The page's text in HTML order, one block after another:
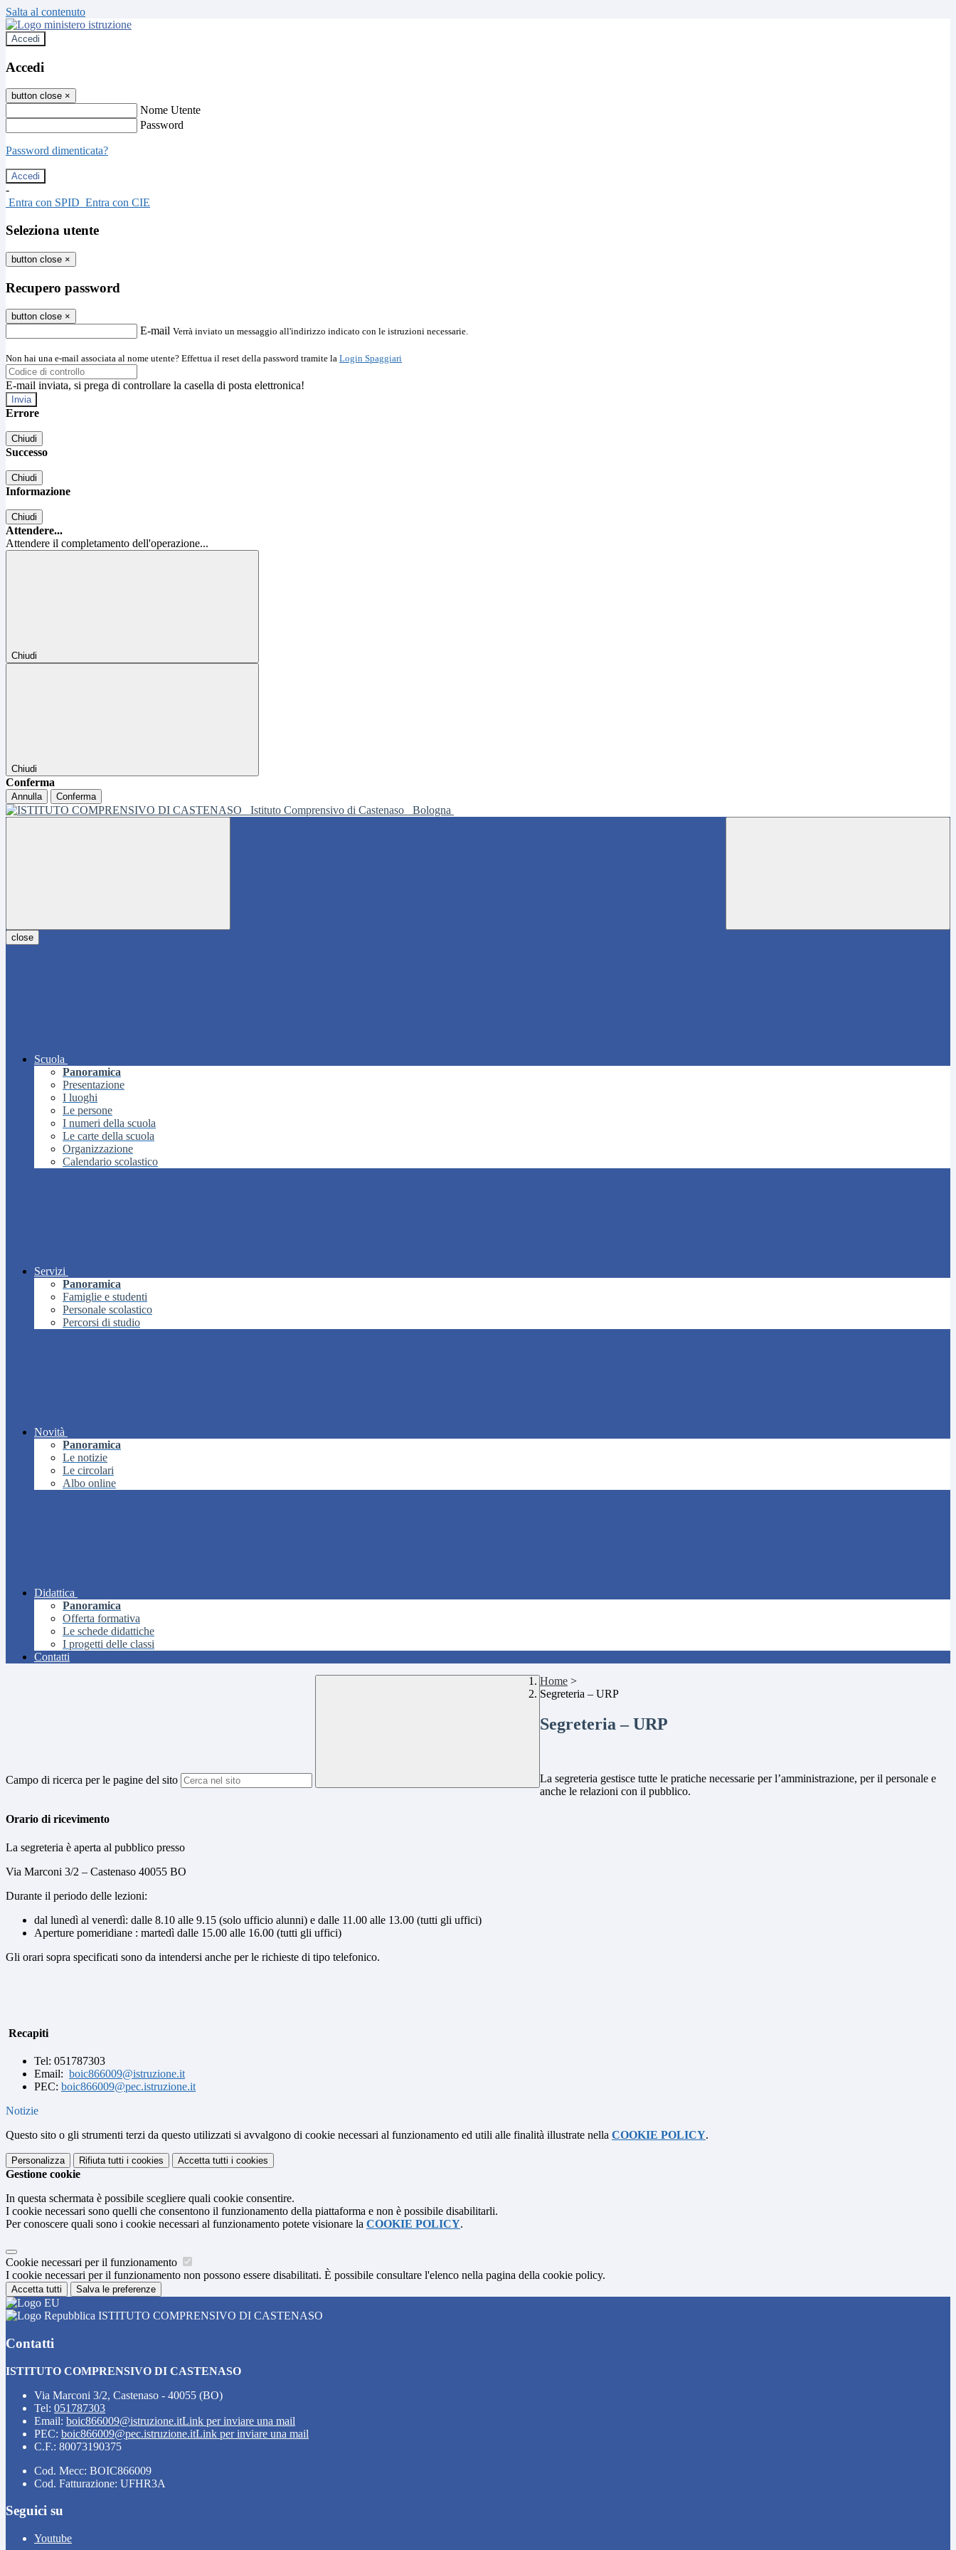
Salta al contenuto
Accedi
Accedi
button close ×
Nome Utente
Password
Password dimenticata?
-
Entra con SPID Entra con CIE
Seleziona utente
button close ×
Recupero password
button close ×
E-mail Verrà inviato un messaggio all'indirizzo indicato con le istruzioni necessarie.
Non hai una e-mail associata al nome utente? Effettua il reset della password tramite la Login Spaggiari
E-mail inviata, si prega di controllare la casella di posta elettronica!
Errore
Chiudi
Successo
Chiudi
Informazione
Chiudi
Attendere...
Attendere il completamento dell'operazione...
Chiudi
Chiudi
Conferma
Annulla Conferma
Istituto Comprensivo di Castenaso Bologna
close
Scuola
Panoramica
Presentazione
I luoghi
Le persone
I numeri della scuola
Le carte della scuola
Organizzazione
Calendario scolastico
Servizi
Panoramica
Famiglie e studenti
Personale scolastico
Percorsi di studio
Novità
Panoramica
Le notizie
Le circolari
Albo online
Didattica
Panoramica
Offerta formativa
Le schede didattiche
I progetti delle classi
Contatti
Campo di ricerca per le pagine del sito
Home >
Segreteria – URP
Segreteria – URP
La segreteria gestisce tutte le pratiche necessarie per l’amministrazione, per il personale e
anche le relazioni con il pubblico.
Orario di ricevimento
La segreteria è aperta al pubblico presso
Via Marconi 3/2 – Castenaso 40055 BO
Durante il periodo delle lezioni:
dal lunedì al venerdì: dalle 8.10 alle 9.15 (solo ufficio alunni) e dalle 11.00 alle 13.00 (tutti gli uffici)
Aperture pomeridiane : martedì dalle 15.00 alle 16.00 (tutti gli uffici)
Gli orari sopra specificati sono da intendersi anche per le richieste di tipo telefonico.
Recapiti
Tel: 051787303
Email: boic866009@istruzione.it
PEC: boic866009@pec.istruzione.it
Notizie
Questo sito o gli strumenti terzi da questo utilizzati si avvalgono di cookie necessari al funzionamento ed utili alle finalità illustrate nella COOKIE POLICY.
Personalizza Rifiuta tutti i cookies Accetta tutti i cookies
Gestione cookie
In questa schermata è possibile scegliere quali cookie consentire.
I cookie necessari sono quelli che consentono il funzionamento della piattaforma e non è possibile disabilitarli.
Per conoscere quali sono i cookie necessari al funzionamento potete visionare la COOKIE POLICY.
Cookie necessari per il funzionamento
I cookie necessari per il funzionamento non possono essere disabilitati. È possibile consultare l'elenco nella pagina della cookie policy.
Accetta tutti Salva le preferenze
ISTITUTO COMPRENSIVO DI CASTENASO
Contatti
ISTITUTO COMPRENSIVO DI CASTENASO
Via Marconi 3/2, Castenaso - 40055 (BO)
Tel: 051787303
Email: boic866009@istruzione.itLink per inviare una mail
PEC: boic866009@pec.istruzione.itLink per inviare una mail
C.F.: 80073190375
Cod. Mecc: BOIC866009
Cod. Fatturazione: UFHR3A
Seguici su
Youtube